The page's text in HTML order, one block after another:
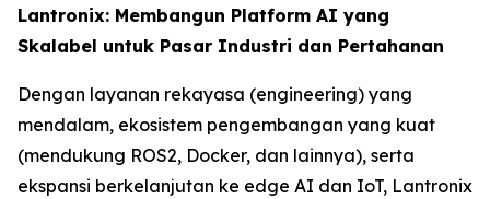
Lantronix: Membangun Platform AI yang
Skalabel untuk Pasar Industri dan Pertahanan
Dengan layanan rekayasa (engineering) yang
mendalam, ekosistem pengembangan yang kuat
(mendukung ROS2, Docker, dan lainnya), serta
ekspansi berkelanjutan ke edge AI dan IoT, Lantronix